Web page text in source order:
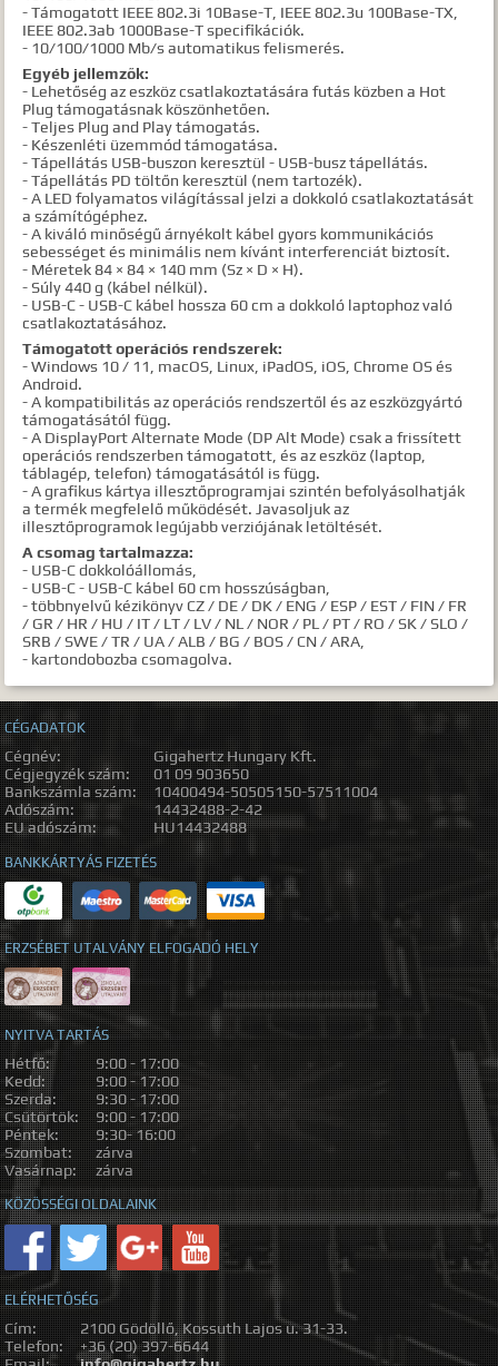
- Támogatott IEEE 802.3i 10Base-T, IEEE 802.3u 100Base-TX,
IEEE 802.3ab 1000Base-T specifikációk.
- 10/100/1000 Mb/s automatikus felismerés.
Egyéb jellemzők:
- Lehetőség az eszköz csatlakoztatására futás közben a Hot
Plug támogatásnak köszönhetően.
- Teljes Plug and Play támogatás.
- Készenléti üzemmód támogatása.
- Tápellátás USB-buszon keresztül - USB-busz tápellátás.
- Tápellátás PD töltőn keresztül (nem tartozék).
- A LED folyamatos világítással jelzi a dokkoló csatlakoztatását
a számítógéphez.
- A kiváló minőségű árnyékolt kábel gyors kommunikációs
sebességet és minimális nem kívánt interferenciát biztosít.
- Méretek 84 × 84 × 140 mm (Sz × D × H).
- Súly 440 g (kábel nélkül).
- USB-C - USB-C kábel hossza 60 cm a dokkoló laptophoz való
csatlakoztatásához.
Támogatott operációs rendszerek:
- Windows 10 / 11, macOS, Linux, iPadOS, iOS, Chrome OS és
Android.
- A kompatibilitás az operációs rendszertől és az eszközgyártó
támogatásától függ.
- A DisplayPort Alternate Mode (DP Alt Mode) csak a frissített
operációs rendszerben támogatott, és az eszköz (laptop,
táblagép, telefon) támogatásától is függ.
- A grafikus kártya illesztőprogramjai szintén befolyásolhatják
a termék megfelelő működését. Javasoljuk az
illesztőprogramok legújabb verziójának letöltését.
A csomag tartalmazza:
- USB-C dokkolóállomás,
- USB-C - USB-C kábel 60 cm hosszúságban,
- többnyelvű kézikönyv CZ / DE / DK / ENG / ESP / EST / FIN / FR
/ GR / HR / HU / IT / LT / LV / NL / NOR / PL / PT / RO / SK / SLO /
SRB / SWE / TR / UA / ALB / BG / BOS / CN / ARA,
- kartondobozba csomagolva.
CÉGADATOK
Cégnév:
Gigahertz Hungary Kft.
Cégjegyzék szám:
01 09 903650
Bankszámla szám:
10400494-50505150-57511004
Adószám:
14432488-2-42
EU adószám:
HU14432488
BANKKÁRTYÁS FIZETÉS
ERZSÉBET UTALVÁNY ELFOGADÓ HELY
NYITVA TARTÁS
Hétfő:
9:00 - 17:00
Kedd:
9:00 - 17:00
Szerda:
9:30 - 17:00
Csütörtök:
9:00 - 17:00
Péntek:
9:30- 16:00
Szombat:
zárva
Vasárnap:
zárva
KÖZÖSSÉGI OLDALAINK
ELÉRHETŐSÉG
Cím:
2100 Gödöllő, Kossuth Lajos u. 31-33.
Telefon:
+36 (20) 397-6644